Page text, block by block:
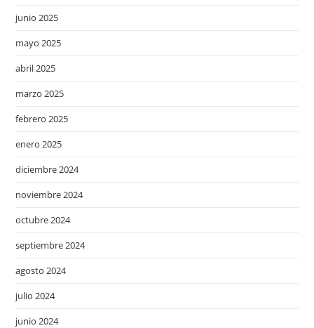
junio 2025
mayo 2025
abril 2025
marzo 2025
febrero 2025
enero 2025
diciembre 2024
noviembre 2024
octubre 2024
septiembre 2024
agosto 2024
julio 2024
junio 2024